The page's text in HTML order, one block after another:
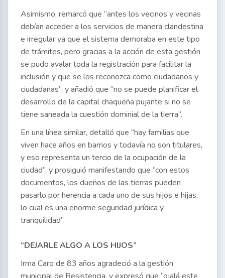
Asimismo, remarcó que “antes los vecinos y vecinas
debían acceder a los servicios de manera clandestina
e irregular ya que el sistema demoraba en este tipo
de trámites, pero gracias a la acción de esta gestión
se pudo avalar toda la registración para facilitar la
inclusión y que se los reconozca como ciudadanos y
ciudadanas”, y añadió que “no se puede planificar el
desarrollo de la capital chaqueña pujante si no se
tiene saneada la cuestión dominial de la tierra”.
En una línea similar, detalló que “hay familias que
viven hace años en barrios y todavía no son titulares,
y eso representa un tercio de la ocupación de la
ciudad”, y prosiguió manifestando que “con estos
documentos, los dueños de las tierras pueden
pasarlo por herencia a cada uno de sus hijos e hijas,
lo cual es una enorme seguridad jurídica y
tranquilidad”.
“DEJARLE ALGO A LOS HIJOS”
Irma Caro de 83 años agradeció a la gestión